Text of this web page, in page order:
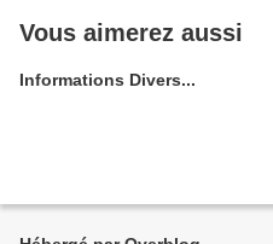
Vous aimerez aussi
Informations Divers...